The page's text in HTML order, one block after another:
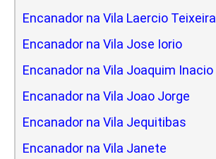
Encanador na Vila Laercio Teixeira
Encanador na Vila Jose Iorio
Encanador na Vila Joaquim Inacio
Encanador na Vila Joao Jorge
Encanador na Vila Jequitibas
Encanador na Vila Janete